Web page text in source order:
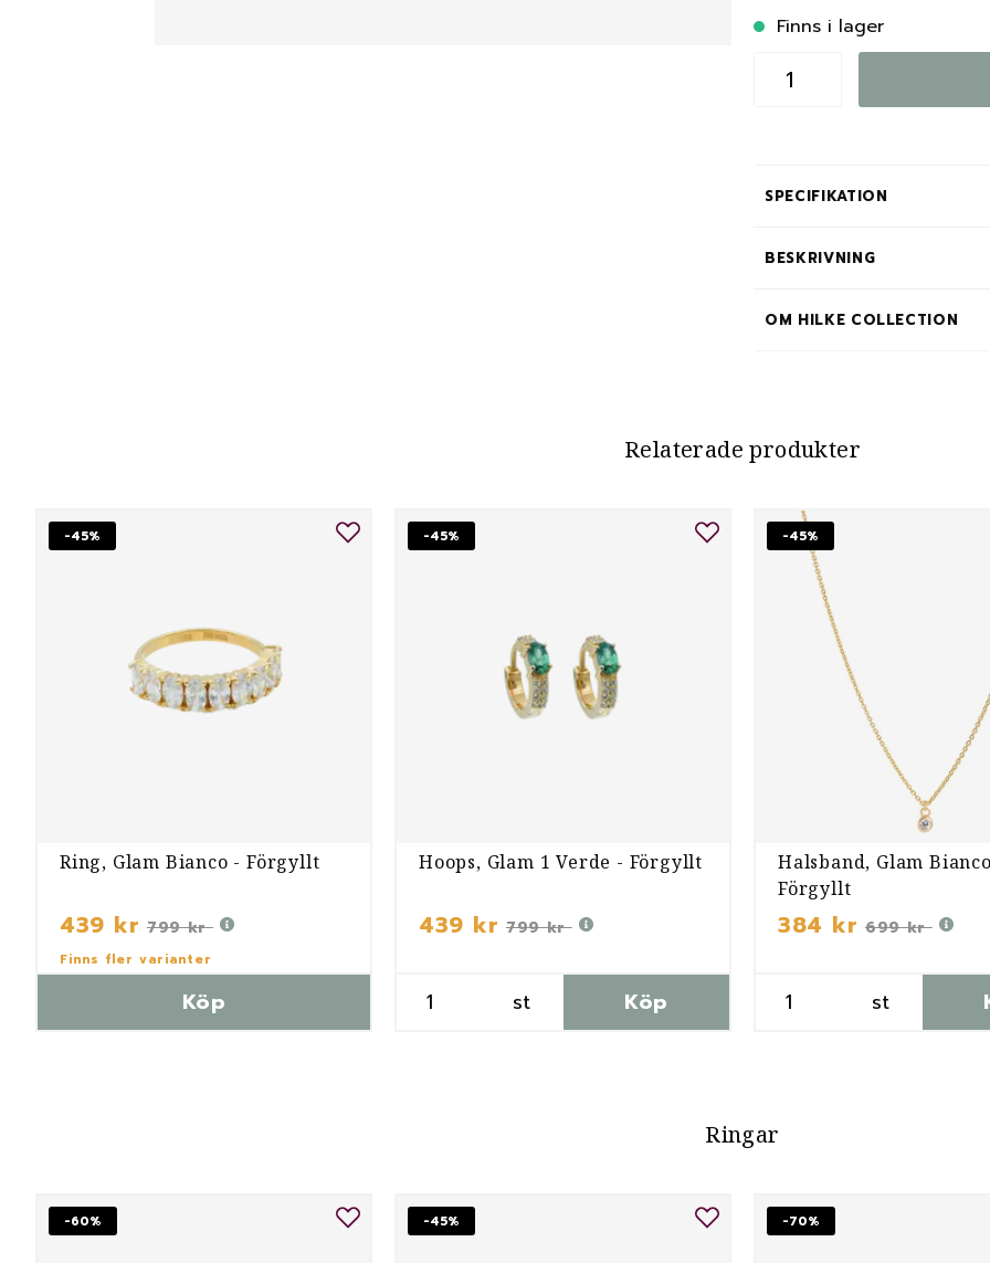
Finns i lager
SPECIFIKATION
BESKRIVNING
OM HILKE COLLECTION
Relaterade produkter
-45%
Ring, Glam Bianco - Förgyllt
439 kr 799 kr
Finns fler varianter
Köp
-45%
Hoops, Glam 1 Verde - Förgyllt
439 kr 799 kr
st Köp
-45%
Halsband, Glam
Förgyllt
384 kr 699 kr
st
Ringar
-60% -45% -70%